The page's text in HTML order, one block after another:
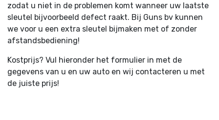
zodat u niet in de problemen komt wanneer uw laatste
sleutel bijvoorbeeld defect raakt. Bij Guns bv kunnen
we voor u een extra sleutel bijmaken met of zonder
afstandsbediening!
Kostprijs? Vul hieronder het formulier in met de
gegevens van u en uw auto en wij contacteren u met
de juiste prijs!